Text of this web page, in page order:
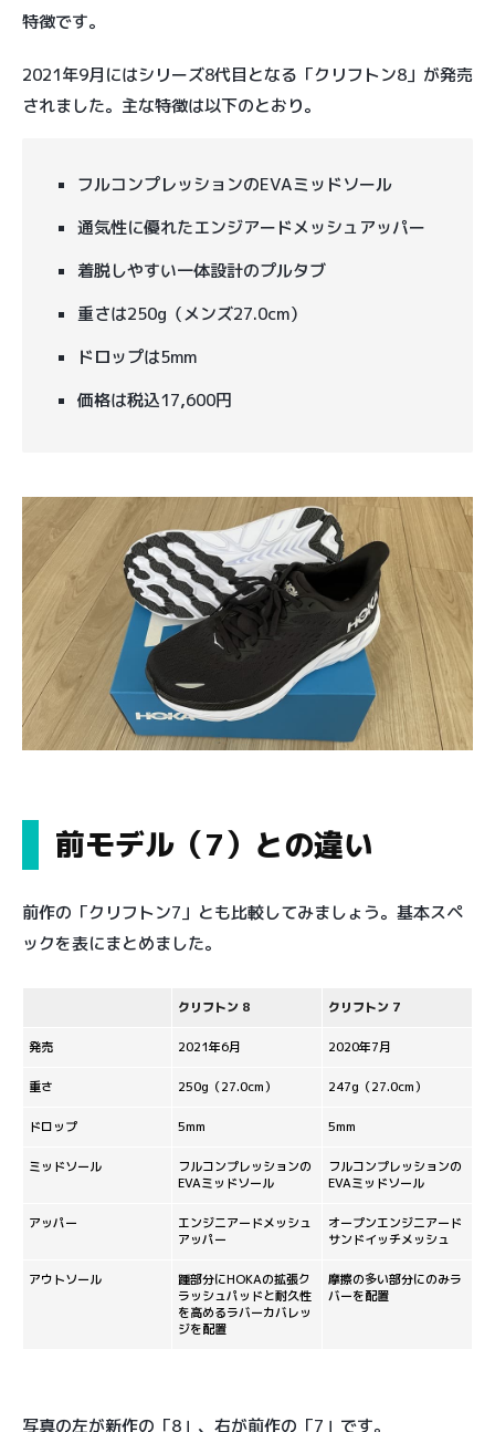
特徴です。
2021年9月にはシリーズ8代目となる「クリフトン8」が発売
されました。主な特徴は以下のとおり。
フルコンプレッションのEVAミッドソール
通気性に優れたエンジアードメッシュアッパー
着脱しやすい一体設計のプルタブ
重さは250g（メンズ27.0cm）
ドロップは5mm
価格は税込17,600円
前モデル（7）との違い
前作の「クリフトン7」とも比較してみましょう。基本スペ
ックを表にまとめました。
クリフトン 8 クリフトン 7
発売 2021年6月 2020年7月
重さ 250g（27.0cm） 247g（27.0cm）
ドロップ 5mm 5mm
ミッドソール
フルコンプレッションの
EVAミッドソール
フルコンプレッションの
EVAミッドソール
アッパー
エンジニアードメッシュ
アッパー
オープンエンジニアード
サンドイッチメッシュ
アウトソール
踵部分にHOKAの拡張ク
ラッシュパッドと耐久性
を高めるラバーカバレッ
ジを配置
摩擦の多い部分にのみラ
バーを配置
写真の左が新作の「8」、右が前作の「7」です。